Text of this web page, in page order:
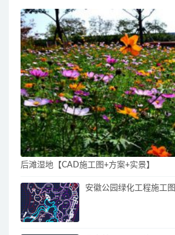
后滩湿地【CAD施工图+方案+实景】
安徽公园绿化工程施工图